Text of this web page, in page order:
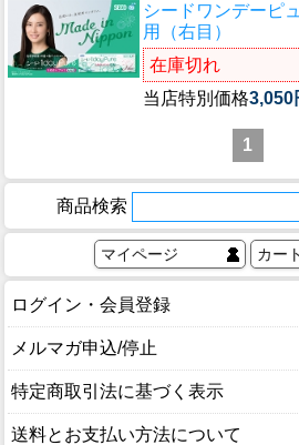
シードワンデーピ
用（右目）
在庫切れ
当店特別価格3,050
1
商品検索
マイページ カート
ログイン・会員登録
メルマガ申込/停止
特定商取引法に基づく表示
送料とお支払い方法について